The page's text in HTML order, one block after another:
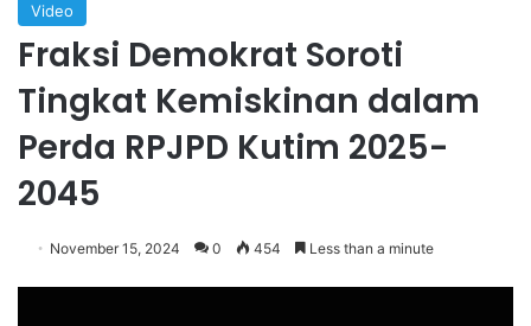
Video
Fraksi Demokrat Soroti
Tingkat Kemiskinan dalam
Perda RPJPD Kutim 2025-
2045
November 15, 2024 0 454 Less than a minute